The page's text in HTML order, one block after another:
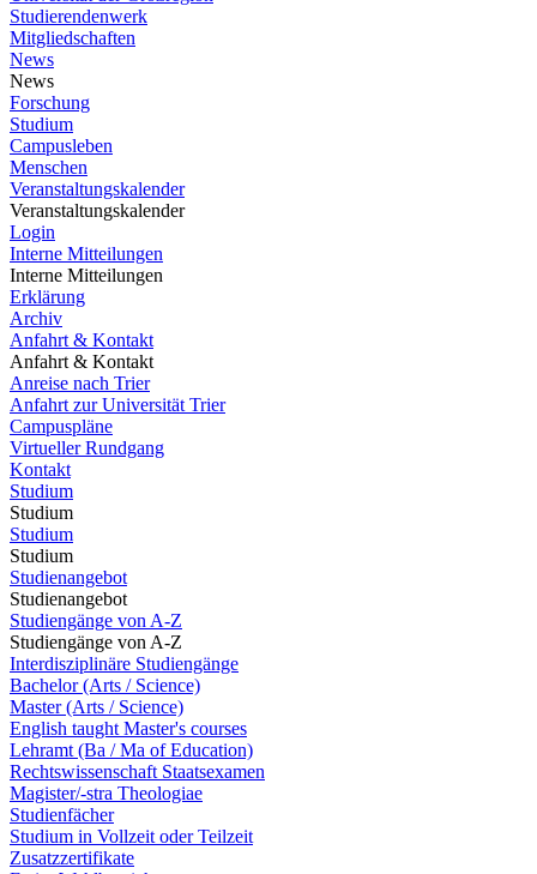
Studierendenwerk
Mitgliedschaften
News
News
Forschung
Studium
Campusleben
Menschen
Veranstaltungskalender
Veranstaltungskalender
Login
Interne Mitteilungen
Interne Mitteilungen
Erklärung
Archiv
Anfahrt & Kontakt
Anfahrt & Kontakt
Anreise nach Trier
Anfahrt zur Universität Trier
Campuspläne
Virtueller Rundgang
Kontakt
Studium
Studium
Studium
Studium
Studienangebot
Studienangebot
Studiengänge von A-Z
Studiengänge von A-Z
Interdisziplinäre Studiengänge
Bachelor (Arts / Science)
Master (Arts / Science)
English taught Master's courses
Lehramt (Ba / Ma of Education)
Rechtswissenschaft Staatsexamen
Magister/-stra Theologiae
Studienfächer
Studium in Vollzeit oder Teilzeit
Zusatzzertifikate